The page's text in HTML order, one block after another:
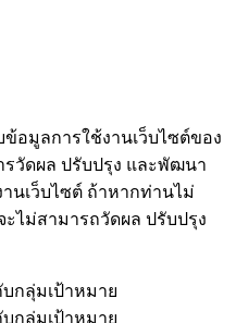
อมูลการใช้งานเว็บไซต์ของ
วัดผล ปรับปรุง และพัฒนา
นเว็บไซต์ ถ้าหากท่านไม่
ะไม่สามารถวัดผล ปรับปรุง
กลุ่มเป้าหมาย
กลุ่มเป้าหมาย